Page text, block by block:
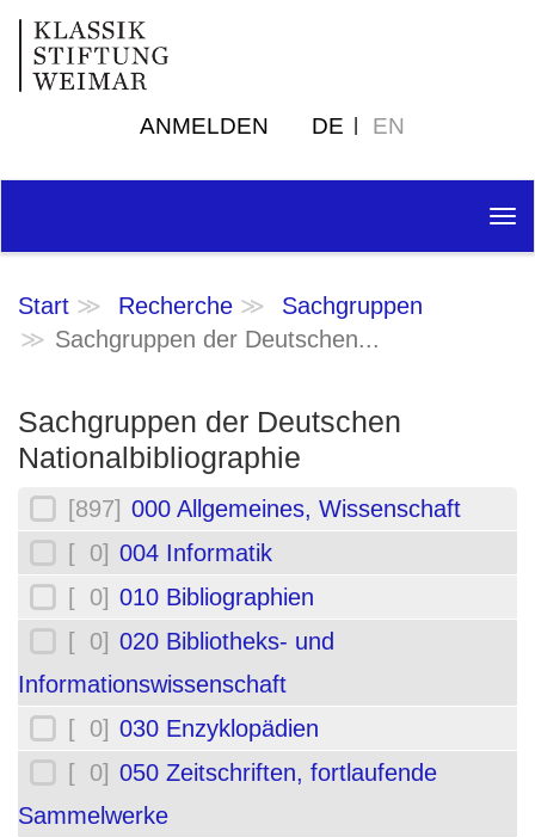
ANMELDEN DE EN
Start Recherche
Sachgruppen
Sachgruppen der Deutschen...
Sachgruppen der Deutschen
Nationalbibliographie
[897] 000 Allgemeines, Wissenschaft
[ 0] 004 Informatik
[ 0] 010 Bibliographien
[ 0] 020 Bibliotheks- und
Informationswissenschaft
[ 0] 030 Enzyklopädien
[ 0] 050 Zeitschriften, fortlaufende
Sammelwerke